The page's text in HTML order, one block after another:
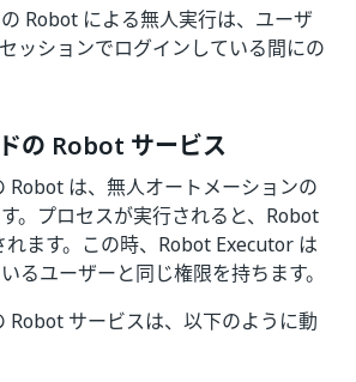
Robot による無人実行は、ユーザ
ッションでログインしている間にの
の Robot サービス
Robot は、無人オートメーションの
。プロセスが実行されると、Robot
ます。この時、Robot Executor は
るユーザーと同じ権限を持ちます。
Robot サービスは、以下のように動